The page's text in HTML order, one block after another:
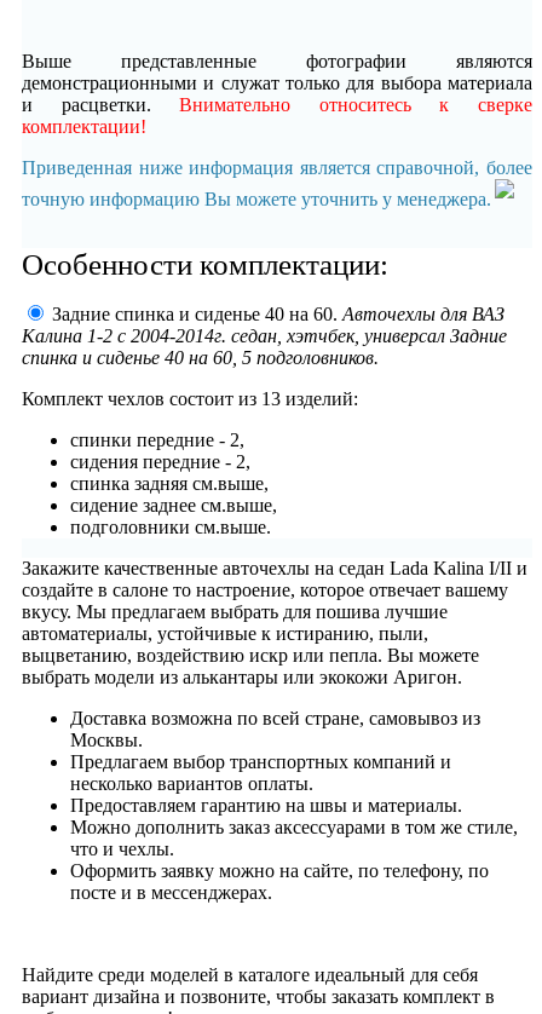
Выше представленные фотографии являются
демонстрационными и служат только для выбора материала
и расцветки.Внимательно относитесь к сверке
комплектации!
Приведенная ниже информация является справочной, более
точную информацию Вы можете уточнить у менеджера.
Особенности комплектации:
Задние спинка и сиденье 40 на 60. Авточехлы для ВАЗ
Калина 1-2 с 2004-2014г. седан, хэтчбек, универсал Задние
спинка и сиденье 40 на 60, 5 подголовников.
Комплект чехлов состоит из 13 изделий:
спинки передние - 2,
сидения передние - 2,
спинка задняя см.выше,
сидение заднее см.выше,
подголовники см.выше.
Закажите качественные авточехлы на седан Lada Kalina I/II и
создайте в салоне то настроение, которое отвечает вашему
вкусу. Мы предлагаем выбрать для пошива лучшие
автоматериалы, устойчивые к истиранию, пыли,
выцветанию, воздействию искр или пепла. Вы можете
выбрать модели из алькантары или экокожи Аригон.
Доставка возможна по всей стране, самовывоз из
Москвы.
Предлагаем выбор транспортных компаний и
несколько вариантов оплаты.
Предоставляем гарантию на швы и материалы.
Можно дополнить заказ аксессуарами в том же стиле,
что и чехлы.
Оформить заявку можно на сайте, по телефону, по
посте и в мессенджерах.
Найдите среди моделей в каталоге идеальный для себя
вариант дизайна и позвоните, чтобы заказать комплект в